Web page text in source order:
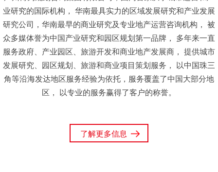
业研究的国际机构， 华南最具实力的区域发展研究和产业发展
研究公司，华南最早的商业研究及专业地产运营咨询机构， 被
众多媒体誉为中国产业研究和园区规划第一品牌，
多年来一直
服务政府、产业园区、旅游开发和商业地产发展商，
提供城市
发展研究、园区规划、旅游和商业项目策划服务，
以中国珠三
角等沿海发达地区服务经验为依托，服务覆盖了中国大部分地
区，
以专业的服务赢得了客户的称誉。
了解更多信息